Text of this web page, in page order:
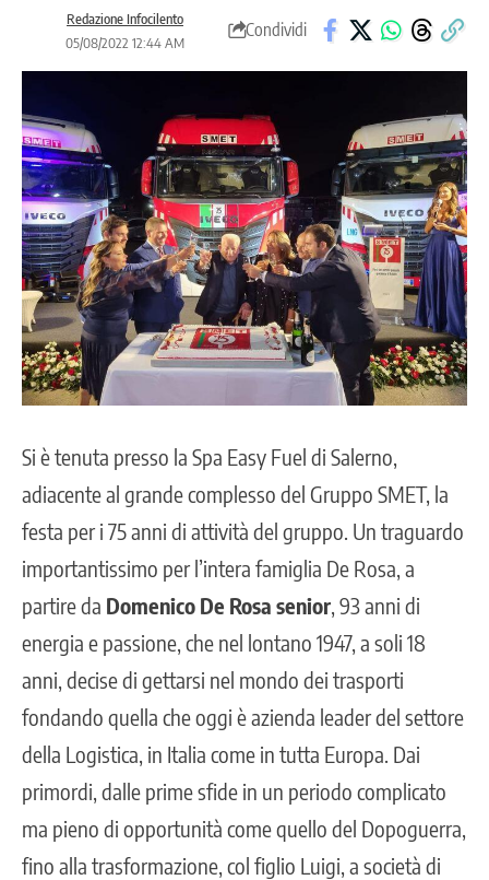
Redazione Infocilento
05/08/2022 12:44 AM
Condividi
Si è tenuta presso la Spa Easy Fuel di Salerno,
adiacente al grande complesso del Gruppo SMET, la
festa per i 75 anni di attività del gruppo. Un traguardo
importantissimo per l’intera famiglia De Rosa, a
partire da Domenico De Rosa senior , 93 anni di
energia e passione, che nel lontano 1947, a soli 18
anni, decise di gettarsi nel mondo dei trasporti
fondando quella che oggi è azienda leader del settore
della Logistica, in Italia come in tutta Europa. Dai
primordi, dalle prime sfide in un periodo complicato
ma pieno di opportunità come quello del Dopoguerra,
fino alla trasformazione, col figlio Luigi, a società di